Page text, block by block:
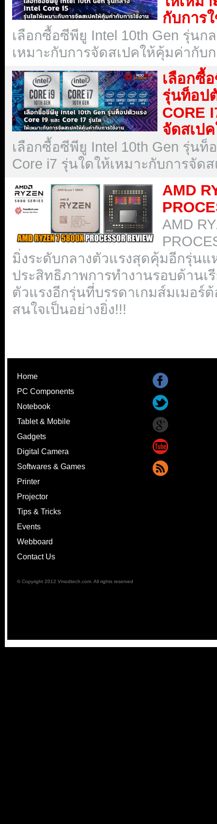
กับการ
เลือกซื้อซีพียู Intel 10th Gen รุ่นก
เหมาะกับการจัดสเปคให้คุ้มค่ากับ
เลือกซื้
รุ่นท็อป
CORE
จัดสเป
เลือกซื้อซีพียู Intel 10th Gen รุ่นท็
Core i7 รุ่นใดให้เหมาะกับการจัด
AMD
AMD
มิ่งระดับกลางตัวแรงสุดคุ้มอีกรุ่นแ
ประสิทธิภาพการทำงานรอบด้านเ
ตัวแรงอีกรุ่นที่บรรดาเกมส์มเมอร์
สนใจเป็นอย่างยิ่ง!!!
Home
PC Components
Notebook
Tablet & Mobile
Gadgets
Digital Camera
Softwares & Games
Printer
Projector
Tips & Tricks
Events
Webboard
Contact Us
© Copyright 2012 Vmodtech.com. All rights reserved